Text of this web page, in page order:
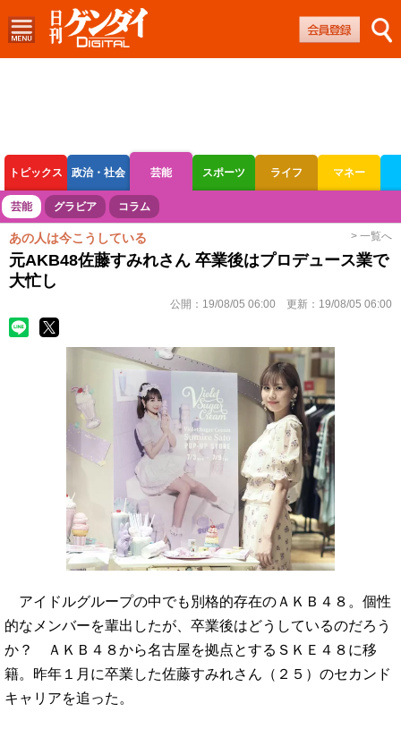
トピックス 政治・社会 芸能 スポーツ ライフ マネー
ボートレース 競輪 オートレース
芸能 グラビア コラム
あの人は今こうしている > 一覧へ
元AKB48佐藤すみれさん 卒業後はプロデュース業で
大忙し
公開： 19/08/05 06:00 更新： 19/08/05 06:00
アイドルグループの中でも別格的存在のＡＫＢ４８。個性
的なメンバーを輩出したが、卒業後はどうしているのだろう
か？ ＡＫＢ４８から名古屋を拠点とするＳＫＥ４８に移
籍。昨年１月に卒業した佐藤すみれさん（２５）のセカンド
キャリアを追った。